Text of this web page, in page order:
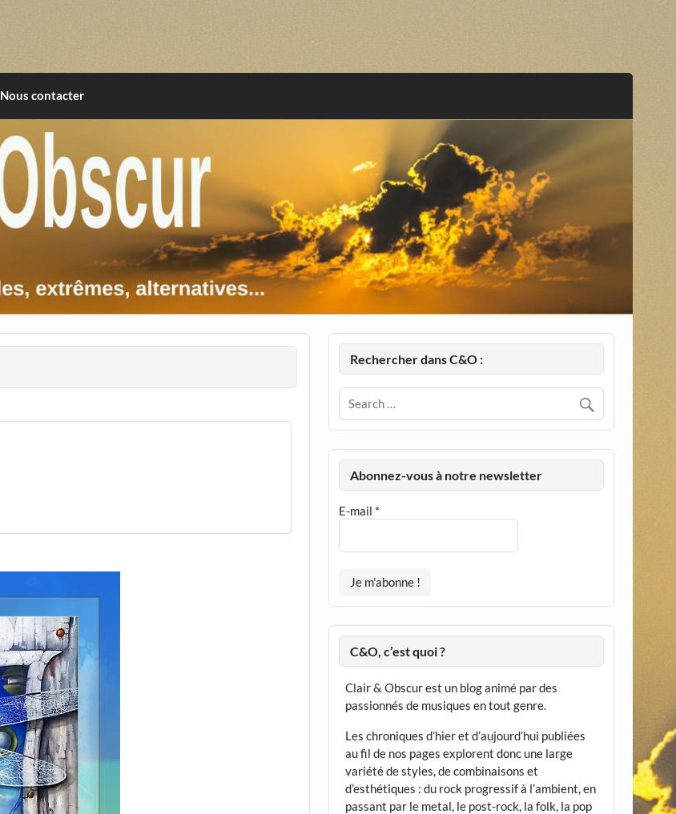
Nous contacter
Rechercher dans C&O :
Abonnez-vous à notre newsletter
E-mail *
C&O, c’est quoi ?
Clair & Obscur est un blog animé par des
passionnés de musiques en tout genre.
Les chroniques d’hier et d’aujourd’hui publiées
au fil de nos pages explorent donc une large
variété de styles, de combinaisons et
d’esthétiques : du rock progressif à l’ambient, en
passant par le metal, le post-rock, la folk, la pop